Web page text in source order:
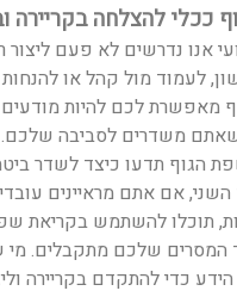
ככלי להצלחה בקריירה
אנו נדרשים לא פעם ליצור
לעמוד מול קהל או להנחות
מאפשרת לכם להיות
משדרים לסביבה
הגוף תדעו כיצד לשדר
אם אתם מראיינים
תוכלו להשתמש בקריאת
המסרים שלכם מתקבלים.
כדי להתקדם בקריירה